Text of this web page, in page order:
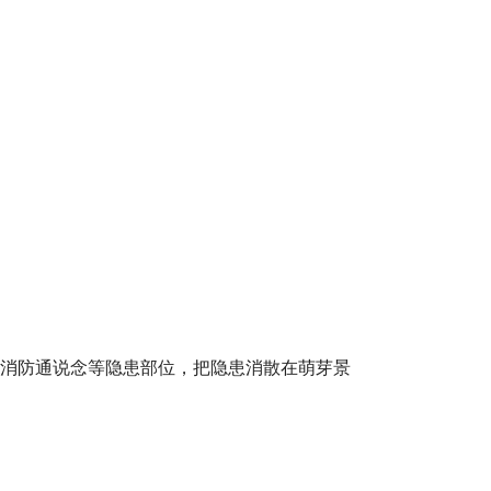
防通说念等隐患部位，把隐患消散在萌芽景